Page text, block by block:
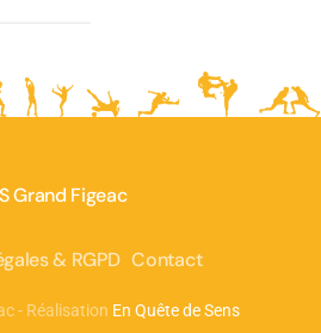
Grand Figeac
& RGPD Contact
- Réalisation En Quête de Sens